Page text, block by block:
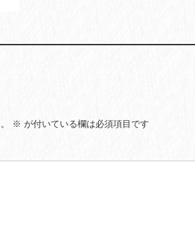
※ が付いている欄は必須項目です